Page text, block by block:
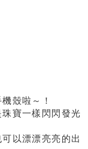
殼啦～！
寶一樣閃閃發光
以漂漂亮亮的出